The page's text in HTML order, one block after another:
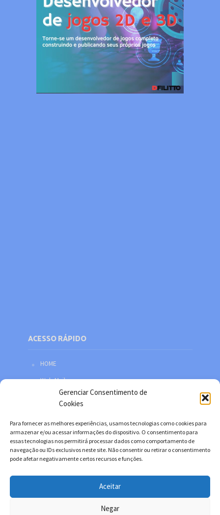
Gerenciar Consentimento de
Cookies
Para fornecer as melhores experiências, usamos tecnologias como cookies para
armazenar e/ou acessar informações do dispositivo. O consentimento para
essas tecnologias nos permitirá processar dados como comportamento de
navegação ou IDs exclusivos neste site. Não consentir ou retirar o consentimento
pode afetar negativamente certos recursos e funções.
Aceitar
Negar
ACESSO RÁPIDO
HOME
Web Mail
Política de privacidade
Facebook
Twitter
YouTube
Instagram